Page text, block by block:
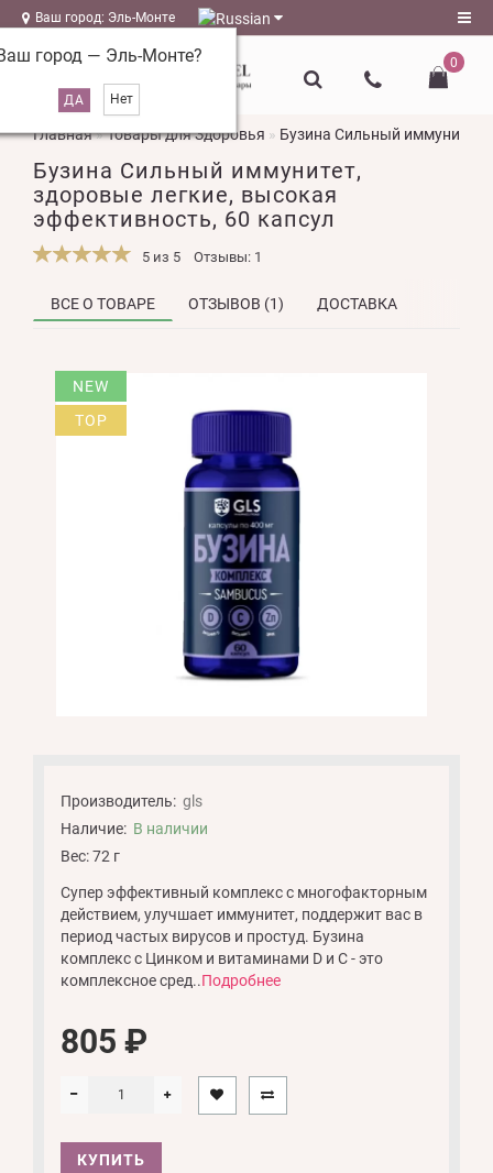
Ваш город: Эль-Монте
город — Эль-Монте?
Регистрация
Авторизация
magazin@l-
0
Главная Товары для Здоровья Бузина Сильный иммунитет,
Бузина Сильный иммунитет,
здоровые легкие, высокая
эффективность, 60 капсул
5 из 5 Отзывы: 1
ВСЕ О ТОВАРЕ ОТЗЫВОВ (1) ДОСТАВКА
NEW
TOP
Производитель: gls
Наличие: В наличии
Вес: 72 г
Супер эффективный комплекс с многофакторным
действием, улучшает иммунитет, поддержит вас в
период частых вирусов и простуд. Бузина
комплекс с Цинком и витаминами D и С - это
комплексное сред..Подробнее
805 ₽
КУПИТЬ